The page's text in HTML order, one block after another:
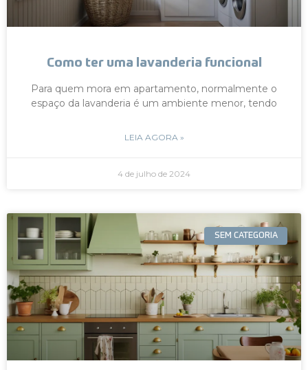
Como ter uma lavanderia funcional
Para quem mora em apartamento, normalmente o
espaço da lavanderia é um ambiente menor, tendo
LEIA AGORA »
4 de julho de 2024
SEM CATEGORIA